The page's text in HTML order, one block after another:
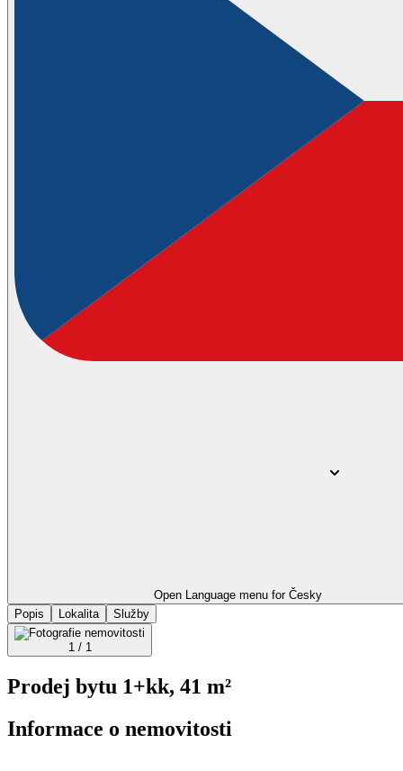
Open Language menu for Česky
Popis
Lokalita Služby
1 / 1
Prodej bytu 1+kk, 41 m²
Informace o nemovitosti